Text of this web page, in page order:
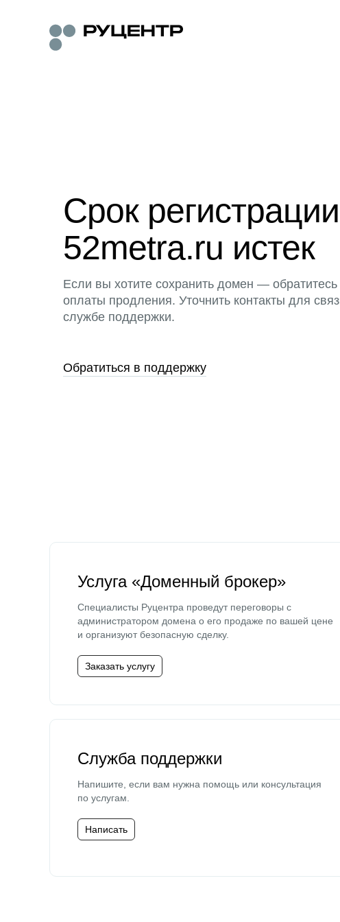
Срок
52metra.ru истек
Если вы хотите сохранить домен —
оплаты продления. Уточнить контакты для
службе поддержки.
Обратиться в поддержку
Услуга «Доменный брокер»
Специалисты Руцентра проведут переговоры с
администратором домена о его продаже по вашей цене
и организуют безопасную сделку.
Заказать услугу
Служба поддержки
Напишите, если вам нужна помощь или консультация
по услугам.
Написать